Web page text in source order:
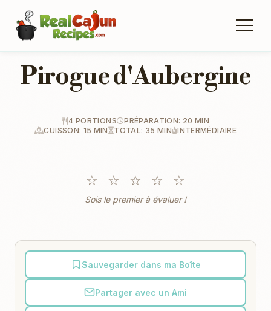
Pirogue d'Aubergine
4 PORTIONS
PRÉPARATION: 20 MIN
CUISSON: 15 MIN
TOTAL: 35 MIN INTERMÉDIAIRE
☆ ☆ ☆ ☆ ☆
Sois le premier à évaluer !
Sauvegarder dans ma Boîte
Partager avec un Ami